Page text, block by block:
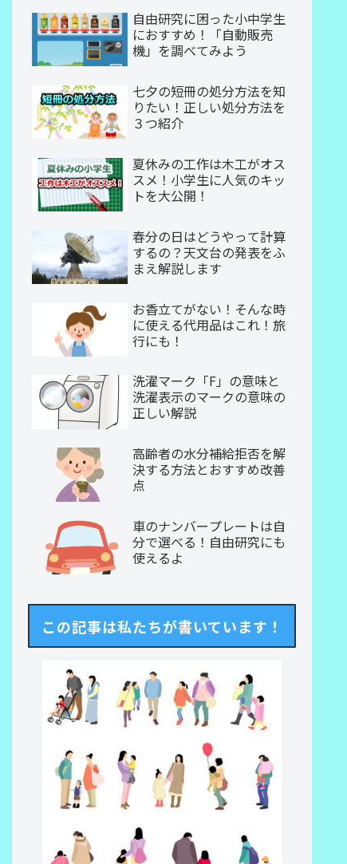
自由研究に困った小中学生
におすすめ！「自動販売
機」を調べてみよう
七夕の短冊の処分方法を知
りたい！正しい処分方法を
３つ紹介
夏休みの工作は木工がオス
スメ！小学生に人気のキッ
トを大公開！
春分の日はどうやって計算
するの？天文台の発表をふ
まえ解説します
お香立てがない！そんな時
に使える代用品はこれ！旅
行にも！
洗濯マーク「F」の意味と
洗濯表示のマークの意味の
正しい解説
高齢者の水分補給拒否を解
決する方法とおすすめ改善
点
車のナンバープレートは自
分で選べる！自由研究にも
使えるよ
この記事は私たちが書いています！